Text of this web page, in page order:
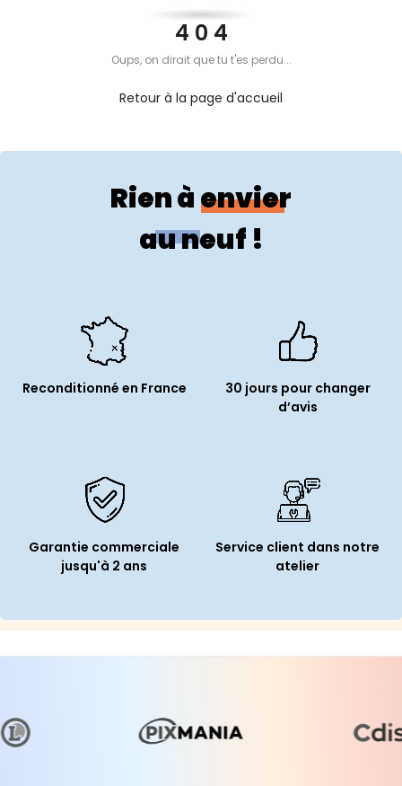
4 0 4
Oups, on dirait que tu t'es perdu...
Retour à la page d'accueil
Rien à envier
au neuf !
Reconditionné en France
30 jours pour changer
d’avis
Garantie commerciale
jusqu'à 2 ans
Service client dans notre
atelier